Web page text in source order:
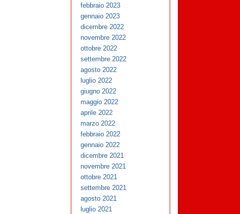
febbraio 2023
gennaio 2023
dicembre 2022
novembre 2022
ottobre 2022
settembre 2022
agosto 2022
luglio 2022
giugno 2022
maggio 2022
aprile 2022
marzo 2022
febbraio 2022
gennaio 2022
dicembre 2021
novembre 2021
ottobre 2021
settembre 2021
agosto 2021
luglio 2021